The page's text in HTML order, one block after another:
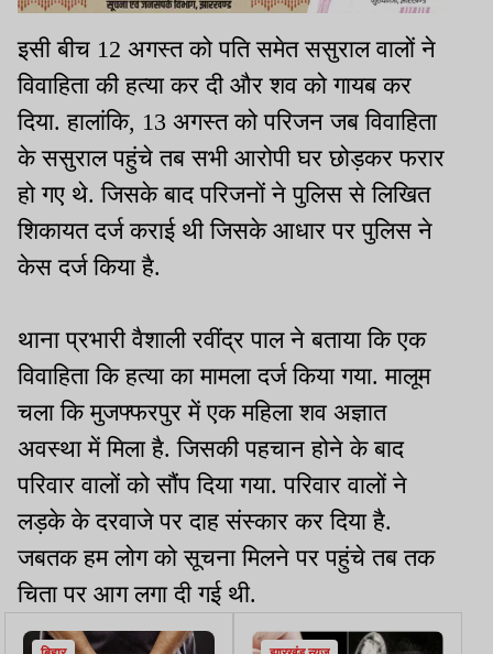
इसी बीच 12 अगस्त को पति समेत ससुराल वालों ने
विवाहिता की हत्या कर दी और शव को गायब कर
दिया. हालांकि, 13 अगस्त को परिजन जब विवाहिता
के ससुराल पहुंचे तब सभी आरोपी घर छोड़कर फरार
हो गए थे. जिसके बाद परिजनों ने पुलिस से लिखित
शिकायत दर्ज कराई थी जिसके आधार पर पुलिस ने
केस दर्ज किया है.
थाना प्रभारी वैशाली रवींद्र पाल ने बताया कि एक
विवाहिता कि हत्या का मामला दर्ज किया गया. मालूम
चला कि मुजफ्फरपुर में एक महिला शव अज्ञात
अवस्था में मिला है. जिसकी पहचान होने के बाद
परिवार वालों को सौंप दिया गया. परिवार वालों ने
लड़के के दरवाजे पर दाह संस्कार कर दिया है.
जबतक हम लोग को सूचना मिलने पर पहुंचे तब तक
चिता पर आग लगा दी गई थी.